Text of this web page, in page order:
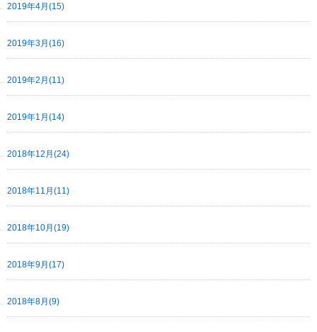
2019年4月(15)
2019年3月(16)
2019年2月(11)
2019年1月(14)
2018年12月(24)
2018年11月(11)
2018年10月(19)
2018年9月(17)
2018年8月(9)